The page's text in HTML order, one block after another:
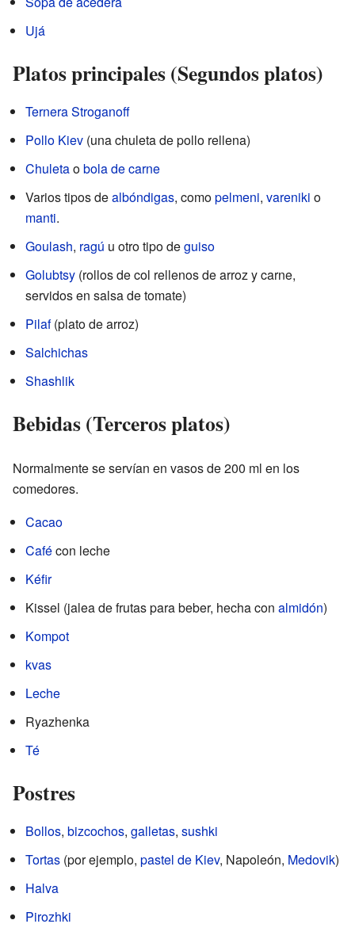
Ujá
Platos principales (Segundos platos)
Ternera Stroganoff
Pollo Kiev (una chuleta de pollo rellena)
Chuletaobola de carne
Varios tipos dealbóndigas, comopelmeni, vareniki o
manti.
Goulash, ragú u otro tipo deguiso
Golubtsy (rollos de col rellenos de arroz y carne,
servidos en salsa de tomate)
Pilaf(plato de arroz)
Salchichas
Shashlik
Bebidas (Terceros platos)
Normalmente se servían en vasos de 200 ml en los
comedores.
Cacao
Cafécon leche
Kéfir
Kissel (jalea de frutas para beber, hecha con almidón)
Kompot
kvas
Leche
Ryazhenka
Té
Postres
Bollos, bizcochos, galletas, sushki
Tortas (por ejemplo, pastel de Kiev, Napoleón, Medovik)
Halva
Pirozhki